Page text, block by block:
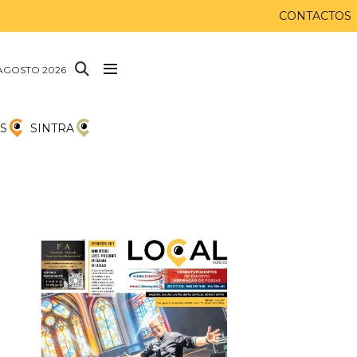
CONTACTOS
2026
SINTRA